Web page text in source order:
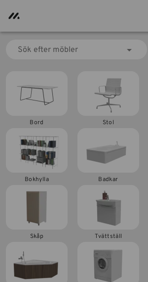
Sök efter möbler
Bord Stol
Bokhylla Badkar
Skåp Tvättställ